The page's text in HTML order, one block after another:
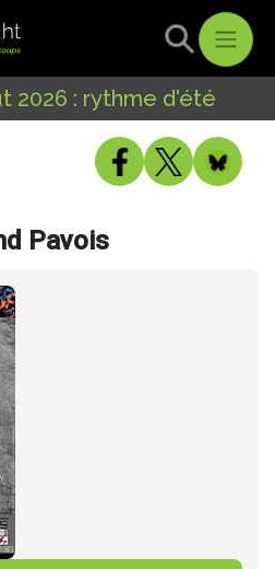
2026 : rythme d'été
Pavois